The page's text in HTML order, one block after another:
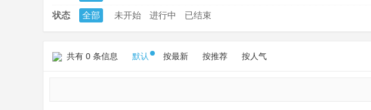
状态 全部 未开始 进行中 已结束
共有 0 条信息 默认 按最新 按推荐 按人气